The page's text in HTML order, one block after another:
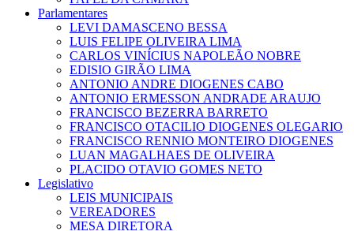
Parlamentares
LEVI DAMASCENO BESSA
LUIS FELIPE OLIVEIRA LIMA
CARLOS VINÍCIUS NAPOLEÃO NOBRE
EDISIO GIRÃO LIMA
ANTONIO ANDRE DIOGENES CABO
ANTONIO ERMESSON ANDRADE ARAUJO
FRANCISCO BEZERRA BARRETO
FRANCISCO OTACILIO DIOGENES OLEGARIO
FRANCISCO RENNIO MONTEIRO DIOGENES
LUAN MAGALHAES DE OLIVEIRA
PLACIDO OTAVIO GOMES NETO
Legislativo
LEIS MUNICIPAIS
VEREADORES
MESA DIRETORA